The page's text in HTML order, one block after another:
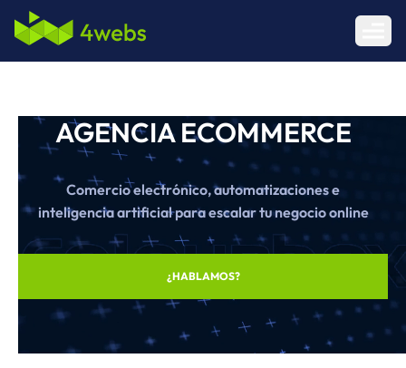
Abrir
AGENCIA ECOMMERCE
Comercio electrónico, automatizaciones e
inteligencia artificial para escalar tu negocio online
¿HABLAMOS?